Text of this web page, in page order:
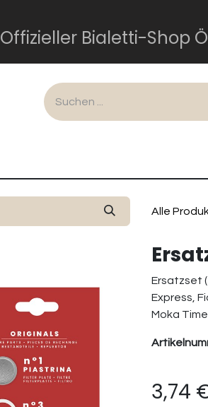
Offizieller Bialetti-Shop
Alle
Ersatzset
Express,
Moka
3,74